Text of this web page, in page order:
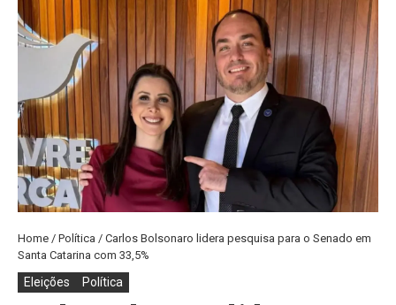
Home / Política / Carlos Bolsonaro lidera pesquisa para o Senado em
Santa Catarina com 33,5%
Eleições Política